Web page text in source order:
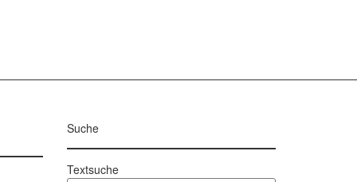
Suche
Textsuche